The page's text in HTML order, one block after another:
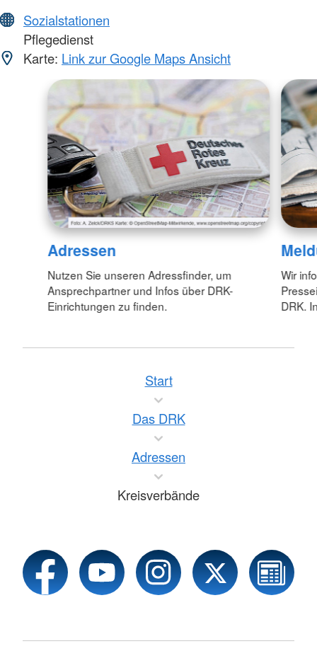
Sozialstationen
Pflegedienst
Karte: Link zur Google Maps Ansicht
Adressen
Nutzen Sie unseren Adressfinder, um
Ansprechpartner und Infos über DRK-
Einrichtungen zu finden.
Wir
DRK.
Start
Das DRK
Adressen
Kreisverbände